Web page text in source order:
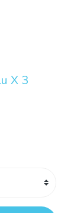
X 3